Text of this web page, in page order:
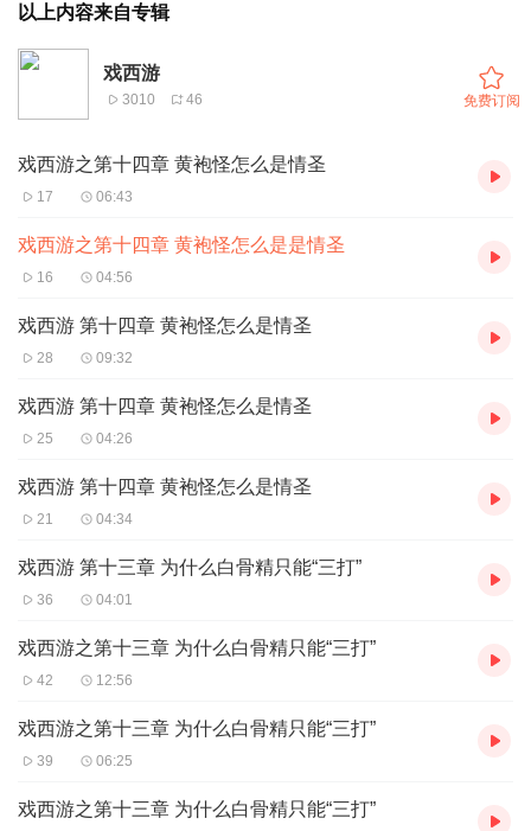
以上内容来自专辑
戏西游
3010 46 免费订阅
戏西游之第十四章 黄袍怪怎么是情圣
17 06:43
戏西游之第十四章 黄袍怪怎么是是情圣
16 04:56
戏西游 第十四章 黄袍怪怎么是情圣
28 09:32
戏西游 第十四章 黄袍怪怎么是情圣
25 04:26
戏西游 第十四章 黄袍怪怎么是情圣
21 04:34
戏西游 第十三章 为什么白骨精只能“三打”
36 04:01
戏西游之第十三章 为什么白骨精只能“三打”
42 12:56
戏西游之第十三章 为什么白骨精只能“三打”
39 06:25
戏西游之第十三章 为什么白骨精只能“三打”